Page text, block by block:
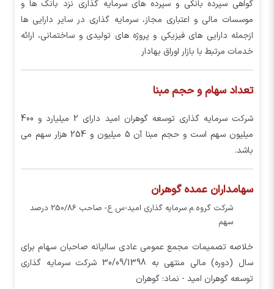
گواهی سپرده بانکی و سپرده های سرمایه گذاری نزد بانک ها و
موسسات مالی و اعتباری مجاز، سرمایه گذاری در سایر دارایی ها
ازجمله دارایی های فیزیکی و پروژه های تولیدی و ساختمانی، ارائه
خدمات مرتبط با بازار اوراق بهادار
تعداد سهام و حجم مبنا
شرکت سرمایه گذاری توسعه گوهران امید دارای 2 میلیارد و 400
میلیون سهم است و حجم مبنا آن 5 میلیون و 254 هزار سهم می
باشد.
سهامداران عمده گوهران
شركت گروه.م.سرمايه گذاري اميد-س.ع- صاحب 250/86 درصد
سهم
خلاصه تصمیمات مجمع عمومی عادی سالیانه صاحبان سهام برای
سال (دوره) مالی منتهی به 30/09/1398 شرکت سرمايه گذاري
توسعه گوهران اميد - نماد: گوهران